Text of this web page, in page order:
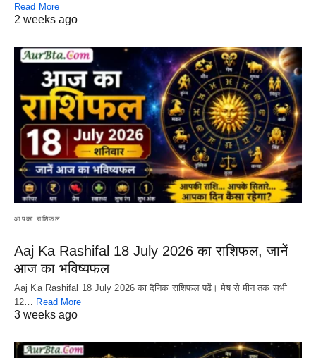
Read More
2 weeks ago
आपका राशिफल
Aaj Ka Rashifal 18 July 2026 का राशिफल, जानें
आज का भविष्यफल
Aaj Ka Rashifal 18 July 2026 का दैनिक राशिफल पढ़ें। मेष से मीन तक सभी
12… Read More
3 weeks ago